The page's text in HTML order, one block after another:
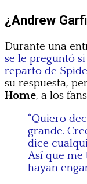
¿Andrew
Durante una
se le preguntó
reparto de
su respuesta,
Home, a los
“Quiero
grande.
dice
Así que me
hayan